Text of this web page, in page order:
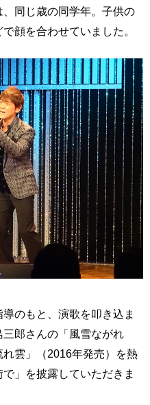
同じ歳の同学年。子供の
顔を合わせていました。
のもと、演歌を叩き込ま
郎さんの「風雪ながれ
雲」（2016年発売）を熱
」を披露していただきま